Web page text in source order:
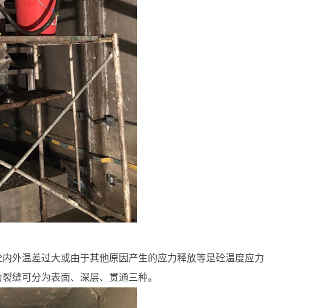
外温差过大或由于其他原因产生的应力释放等是砼温度应力
缝可分为表面、深层、贯通三种。